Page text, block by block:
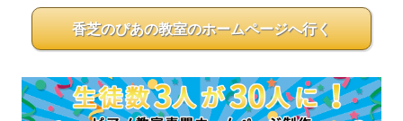
香芝のぴあの教室のホームページへ行く